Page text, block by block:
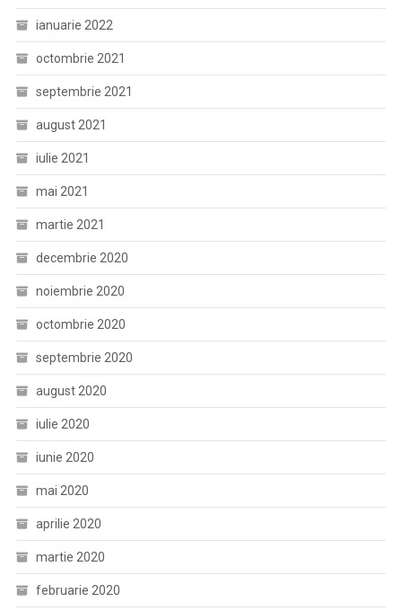
ianuarie 2022
octombrie 2021
septembrie 2021
august 2021
iulie 2021
mai 2021
martie 2021
decembrie 2020
noiembrie 2020
octombrie 2020
septembrie 2020
august 2020
iulie 2020
iunie 2020
mai 2020
aprilie 2020
martie 2020
februarie 2020